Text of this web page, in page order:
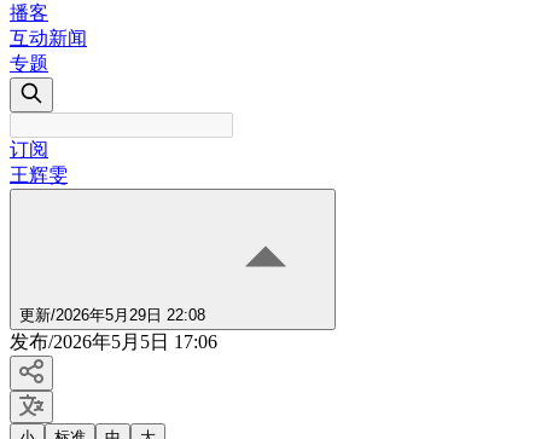
播客
互动新闻
专题
订阅
王辉雯
更新/2026年5月29日 22:08
发布/2026年5月5日 17:06